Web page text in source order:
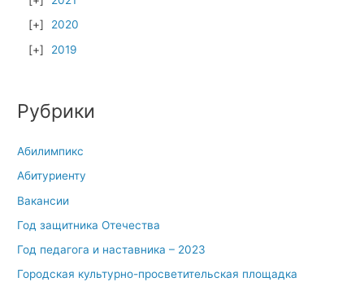
2020
2019
Рубрики
Абилимпикс
Абитуриенту
Вакансии
Год защитника Отечества
Год педагога и наставника – 2023
Городская культурно-просветительская площадка